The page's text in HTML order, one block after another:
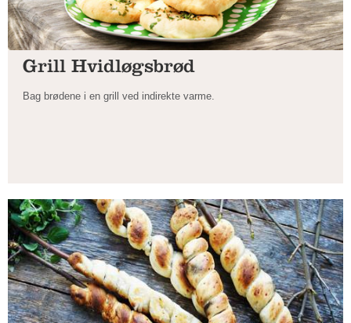
Grill Hvidløgsbrød
Bag brødene i en grill ved indirekte varme.